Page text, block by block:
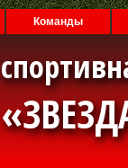
Команды